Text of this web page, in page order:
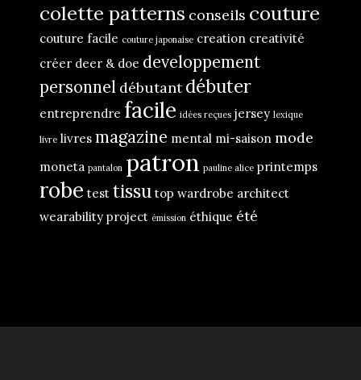
colette patterns conseils couture
couture facile couture japonaise creation creativité
créer deer & doe developpement
personnel débutant débuter
entreprendre facile idées reçues jersey lexique
livre livres magazine mental mi-saison mode
moneta pantalon patron pauline alice printemps
robe test tissu top wardrobe architect
wearability project émission éthique été